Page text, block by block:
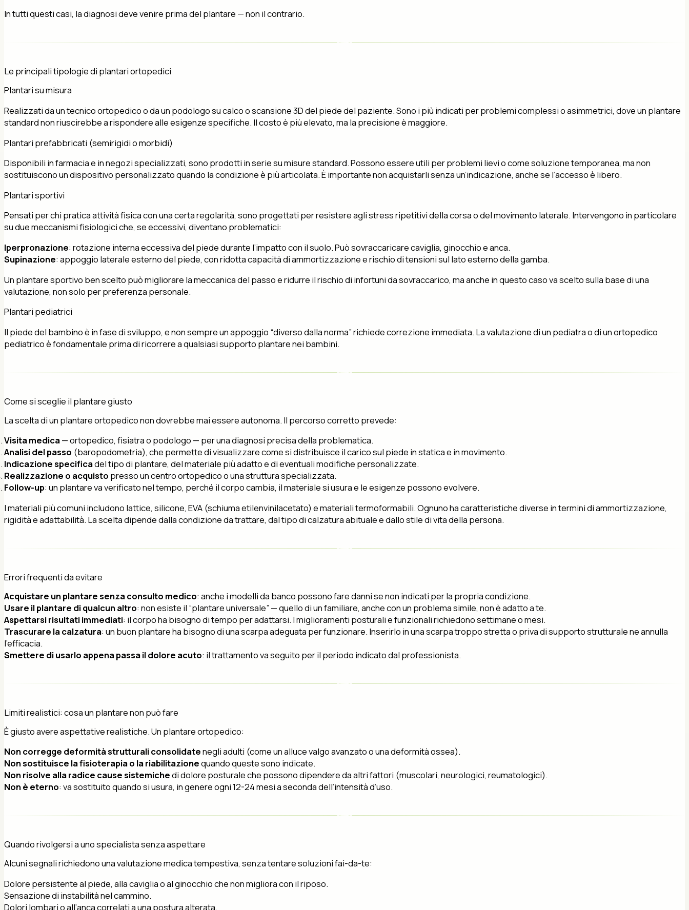
In tutti questi casi, la diagnosi deve venire prima del plantare — non il contrario.
Le principali tipologie di plantari ortopedici
Plantari su misura
Realizzati da un tecnico ortopedico o da un podologo su calco o scansione 3D del piede del paziente. Sono i più indicati per problemi complessi o asimmetrici, dove un plantare
standard non riuscirebbe a rispondere alle esigenze specifiche. Il costo è più elevato, ma la precisione è maggiore.
Plantari prefabbricati (semirigidi o morbidi)
Disponibili in farmacia e in negozi specializzati, sono prodotti in serie su misure standard. Possono essere utili per problemi lievi o come soluzione temporanea, ma non
sostituiscono un dispositivo personalizzato quando la condizione è più articolata. È importante non acquistarli senza un’indicazione, anche se l’accesso è libero.
Plantari sportivi
Pensati per chi pratica attività fisica con una certa regolarità, sono progettati per resistere agli stress ripetitivi della corsa o del movimento laterale. Intervengono in particolare
su due meccanismi fisiologici che, se eccessivi, diventano problematici:
Iperpronazione: rotazione interna eccessiva del piede durante l’impatto con il suolo. Può sovraccaricare caviglia, ginocchio e anca.
Supinazione: appoggio laterale esterno del piede, con ridotta capacità di ammortizzazione e rischio di tensioni sul lato esterno della gamba.
Un plantare sportivo ben scelto può migliorare la meccanica del passo e ridurre il rischio di infortuni da sovraccarico, ma anche in questo caso va scelto sulla base di una
valutazione, non solo per preferenza personale.
Plantari pediatrici
Il piede del bambino è in fase di sviluppo, e non sempre un appoggio “diverso dalla norma” richiede correzione immediata. La valutazione di un pediatra o di un ortopedico
pediatrico è fondamentale prima di ricorrere a qualsiasi supporto plantare nei bambini.
Come si sceglie il plantare giusto
La scelta di un plantare ortopedico non dovrebbe mai essere autonoma. Il percorso corretto prevede:
Visita medica— ortopedico, fisiatra o podologo — per una diagnosi precisa della problematica.
Analisi del passo (baropodometria), che permette di visualizzare come si distribuisce il carico sul piede in statica e in movimento.
Indicazione specificadel tipo di plantare, del materiale più adatto e di eventuali modifiche personalizzate.
Realizzazione o acquisto presso un centro ortopedico o una struttura specializzata.
Follow-up: un plantare va verificato nel tempo, perché il corpo cambia, il materiale si usura e le esigenze possono evolvere.
I materiali più comuni includono lattice, silicone, EVA (schiuma etilenvinilacetato) e materiali termoformabili. Ognuno ha caratteristiche diverse in termini di ammortizzazione,
rigidità e adattabilità. La scelta dipende dalla condizione da trattare, dal tipo di calzatura abituale e dallo stile di vita della persona.
Errori frequenti da evitare
Acquistare un plantare senza consulto medico: anche i modelli da banco possono fare danni se non indicati per la propria condizione.
Usare il plantare di qualcun altro: non esiste il “plantare universale” — quello di un familiare, anche con un problema simile, non è adatto a te.
Aspettarsi risultati immediati: il corpo ha bisogno di tempo per adattarsi. I miglioramenti posturali e funzionali richiedono settimane o mesi.
Trascurare la calzatura: un buon plantare ha bisogno di una scarpa adeguata per funzionare. Inserirlo in una scarpa troppo stretta o priva di supporto strutturale ne annulla
l’efficacia.
Smettere di usarlo appena passa il dolore acuto: il trattamento va seguito per il periodo indicato dal professionista.
Limiti realistici: cosa un plantare non può fare
È giusto avere aspettative realistiche. Un plantare ortopedico:
Non corregge deformità strutturali consolidatenegli adulti (come un alluce valgo avanzato o una deformità ossea).
Non sostituisce la fisioterapia o la riabilitazionequando queste sono indicate.
Non risolve alla radice cause sistemichedi dolore posturale che possono dipendere da altri fattori (muscolari, neurologici, reumatologici).
Non è eterno: va sostituito quando si usura, in genere ogni 12-24 mesi a seconda dell’intensità d’uso.
Quando rivolgersi a uno specialista senza aspettare
Alcuni segnali richiedono una valutazione medica tempestiva, senza tentare soluzioni fai-da-te:
Dolore persistente al piede, alla caviglia o al ginocchio che non migliora con il riposo.
Sensazione di instabilità nel cammino.
Dolori lombari o all’anca correlati a una postura alterata.